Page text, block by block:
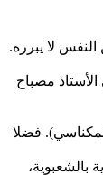
لا يبرره.
مصباح
فضلا